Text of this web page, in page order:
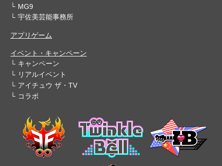
MG9
宇佐美芸能事務所
アプリゲーム
イベント・キャンペーン
キャンペーン
リアルイベント
アイチュウ ザ・TV
コラボ